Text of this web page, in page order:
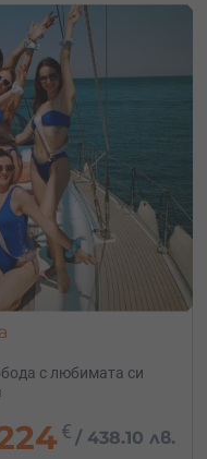
с любимата си
€ /438.10 лв.